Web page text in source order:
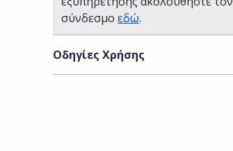
σύνδεσμο εδώ.
Οδηγίες Χρήσης